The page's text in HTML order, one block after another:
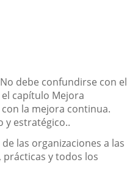
debe confundirse con el
capítulo Mejora
la mejora continua.
y estratégico..
las organizaciones a las
y todos los